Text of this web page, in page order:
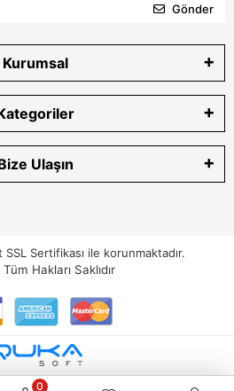
Gönder
Kurumsal
Ulaşın
Sertifikası ile korunmaktadır.
Tüm Hakları Saklıdır
0